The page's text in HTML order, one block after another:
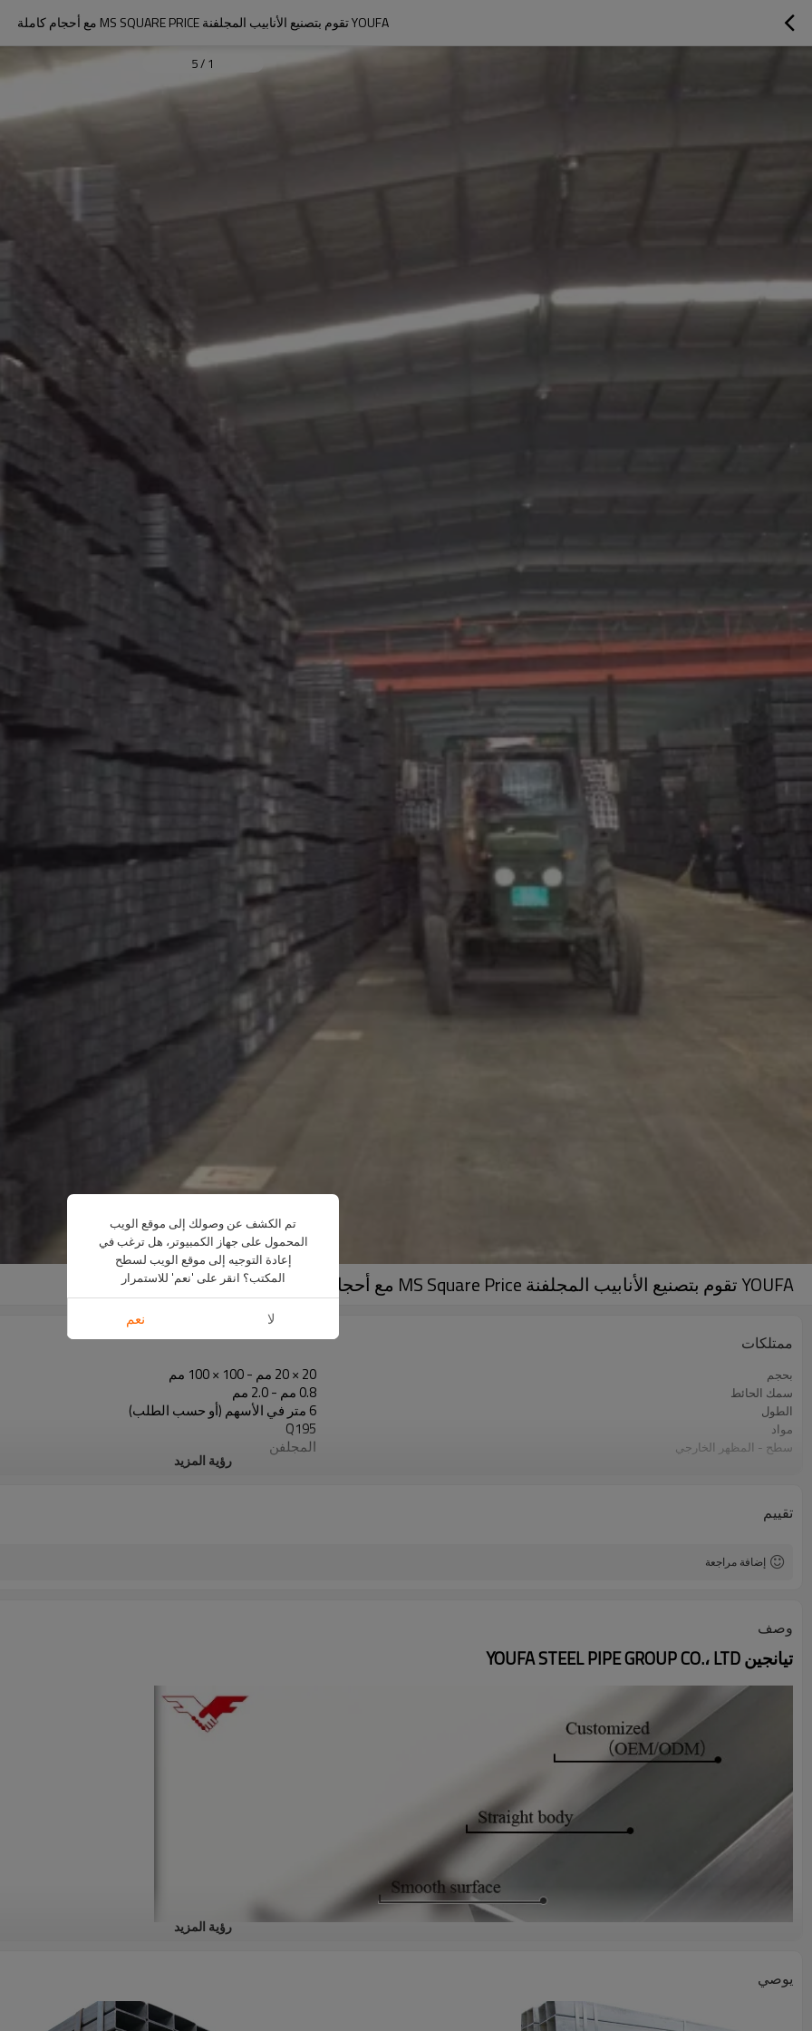
YOUFA تقوم بتصنيع الأنابيب المجلفنة MS SQUARE PRICE مع أحجام كاملة
1
/
5
YOUFA تقوم بتصنيع الأنابيب المجلفنة MS Square Price مع أحجام كاملة
ممتلكات
بحجم 20 × 20 مم - 100 × 100 مم
سمك الحائط 0.8 مم - 2.0 مم
الطول 6 متر في الأسهم (أو حسب الطلب)
مواد Q195
سطح - المظهر الخارجي المجلفن
في حزم مع حزمة التصدير البلاستيكية
رؤية المزيد
تقييم
إضافة مراجعة
وصف
تيانجين YOUFA STEEL PIPE GROUP CO.، LTD
رؤية المزيد
يوصي
تم الكشف عن وصولك إلى موقع الويب
المحمول على جهاز الكمبيوتر، هل ترغب في
إعادة التوجيه إلى موقع الويب لسطح
المكتب؟ انقر على 'نعم' للاستمرار
لا نعم